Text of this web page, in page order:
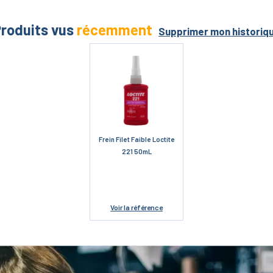
vus récemment Supprimer mon
Frein Filet Faible Loctite
221 50mL
Voirla référence